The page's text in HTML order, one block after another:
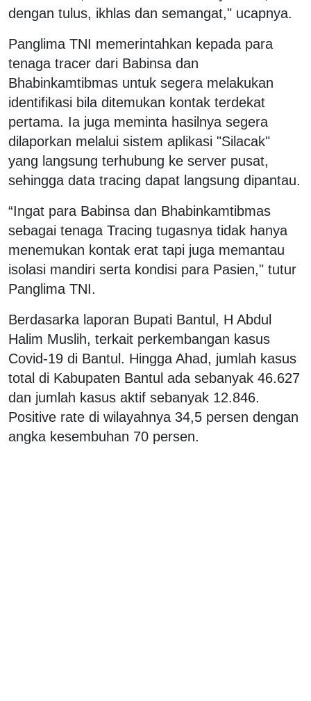
dengan tulus, ikhlas dan semangat," ucapnya.
Panglima TNI memerintahkan kepada para
tenaga tracer dari Babinsa dan
Bhabinkamtibmas untuk segera melakukan
identifikasi bila ditemukan kontak terdekat
pertama. Ia juga meminta hasilnya segera
dilaporkan melalui sistem aplikasi "Silacak"
yang langsung terhubung ke server pusat,
sehingga data tracing dapat langsung dipantau.
“Ingat para Babinsa dan Bhabinkamtibmas
sebagai tenaga Tracing tugasnya tidak hanya
menemukan kontak erat tapi juga memantau
isolasi mandiri serta kondisi para Pasien," tutur
Panglima TNI.
Berdasarka laporan Bupati Bantul, H Abdul
Halim Muslih, terkait perkembangan kasus
Covid-19 di Bantul. Hingga Ahad, jumlah kasus
total di Kabupaten Bantul ada sebanyak 46.627
dan jumlah kasus aktif sebanyak 12.846.
Positive rate di wilayahnya 34,5 persen dengan
angka kesembuhan 70 persen.